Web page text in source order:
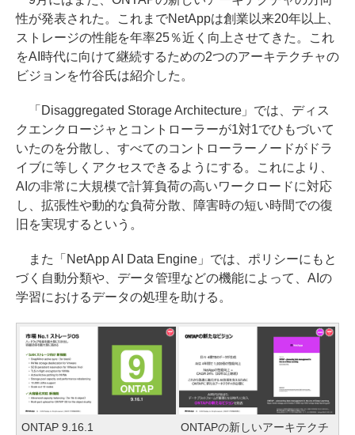
性が発表された。これまでNetAppは創業以来20年以上、
ストレージの性能を年率25％近く向上させてきた。これ
をAI時代に向けて継続するための2つのアーキテクチャの
ビジョンを竹谷氏は紹介した。
「Disaggregated Storage Architecture」では、ディス
クエンクロージャとコントローラーが1対1でひもづいて
いたのを分散し、すべてのコントローラーノードがドラ
イブに等しくアクセスできるようにする。これにより、
AIの非常に大規模で計算負荷の高いワークロードに対応
し、拡張性や動的な負荷分散、障害時の短い時間での復
旧を実現するという。
また「NetApp AI Data Engine」では、ポリシーにもと
づく自動分類や、データ管理などの機能によって、AIの
学習におけるデータの処理を助ける。
ONTAP 9.16.1
ONTAPの新しいアーキテクチ